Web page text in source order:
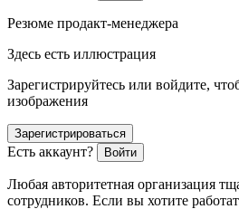
Резюме продакт-менеджера
Здесь есть иллюстрация
Зарегистрируйтесь или войдите,
изображения
Зарегистрироваться
Есть аккаунт? Войти
Любая авторитетная организация
сотрудников. Если вы хотите